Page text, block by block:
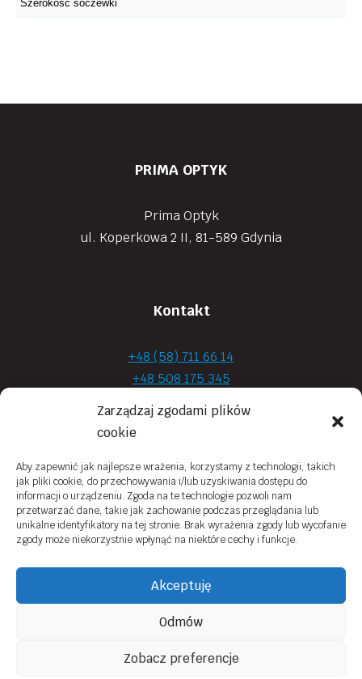
Zarządzaj zgodami plików
cookie
Aby zapewnić jak najlepsze wrażenia, korzystamy z technologii, takich
jak pliki cookie, do przechowywania i/lub uzyskiwania dostępu do
informacji o urządzeniu. Zgoda na te technologie pozwoli nam
przetwarzać dane, takie jak zachowanie podczas przeglądania lub
unikalne identyfikatory na tej stronie. Brak wyrażenia zgody lub wycofanie
zgody może niekorzystnie wpłynąć na niektóre cechy i funkcje.
Akceptuję
Odmów
Zobacz preferencje
PRIMA OPTYK
Prima Optyk
ul. Koperkowa 2 II, 81-589 Gdynia
Kontakt
+48 (58) 711 66 14
+48 508 175 345
+48 720 870 590
prima.optyk@gmail.com
Moje konto
Obowiązek Informacyjny
Polityka prywatności
Regulamin sklepu online